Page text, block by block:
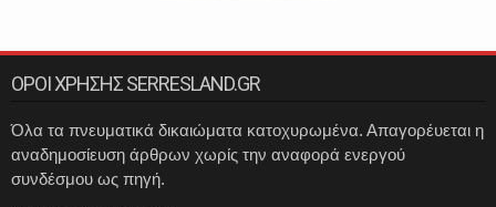
ΟΡΟΙ ΧΡΗΣΗΣ SERRESLAND.GR
Όλα τα πνευματικά δικαιώματα κατοχυρωμένα. Απαγορέυεται η
αναδημοσίευση άρθρων χωρίς την αναφορά ενεργού
συνδέσμου ως πηγή.